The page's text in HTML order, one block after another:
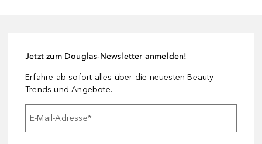
Jetzt zum Douglas-Newsletter anmelden!
Erfahre ab sofort alles über die neuesten Beauty-
Trends und Angebote.
E-Mail-Adresse*